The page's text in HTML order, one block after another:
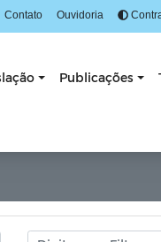
Contato Ouvidoria
Publicações